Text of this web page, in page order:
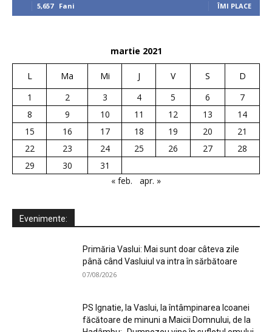
5,657 Fani ÎMI PLACE
martie 2021
L Ma Mi J V S
D
1
2 3 4 5 6
7
8
9 10 11 12 13
14
15
16 17 18 19 20
21
22
23 24 25 26 27
28
29
30
31
« feb.
apr. »
Evenimente:
Primăria Vaslui: Mai sunt doar câteva zile
până când Vasluiul va intra în sărbătoare
07/08/2026
PS Ignatie, la Vaslui, la întâmpinarea Icoanei
făcătoare de minuni a Maicii Domnului, de la